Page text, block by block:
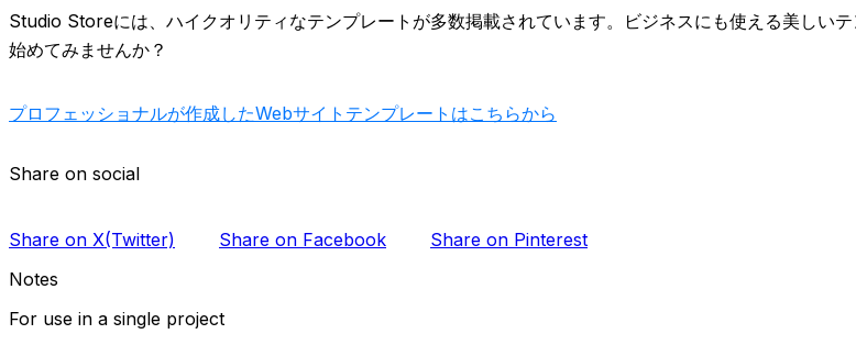
Studio Storeには、ハイクオリティなテンプレートが多数掲載されています。ビジネスにも使える美しい
始めてみませんか？
プロフェッショナルが作成したWebサイトテンプレートはこちらから
Share on social
Share on X(Twitter) Share on Facebook
Share on Pinterest
Notes
For use in a single project